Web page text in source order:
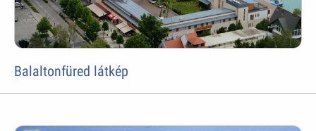
Balaltonfüred látkép